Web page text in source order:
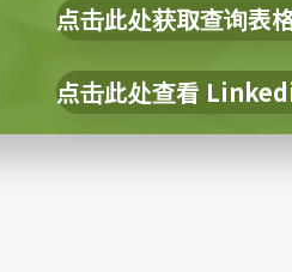
点击此处获取查询表
点击此处查看